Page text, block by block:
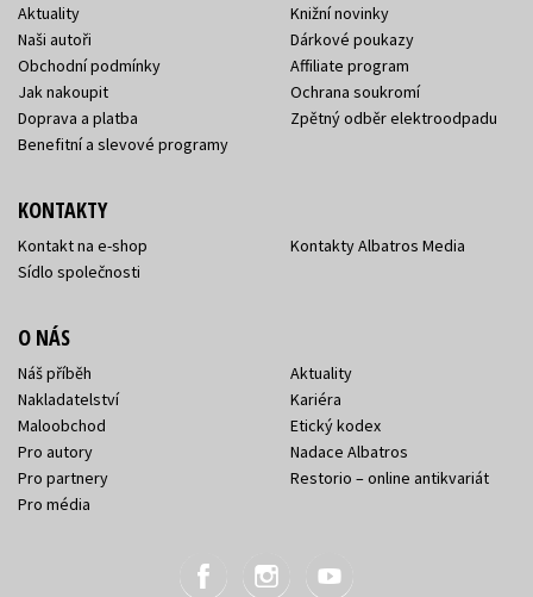
Aktuality
Naši autoři
Obchodní podmínky
Jak nakoupit
Doprava a platba
Benefitní a slevové programy
Knižní novinky
Dárkové poukazy
Affiliate program
Ochrana soukromí
Zpětný odběr elektroodpadu
KONTAKTY
Kontakt na e-shop
Sídlo společnosti
Kontakty Albatros Media
O NÁS
Náš příběh
Nakladatelství
Maloobchod
Pro autory
Pro partnery
Pro média
Aktuality
Kariéra
Etický kodex
Nadace Albatros
Restorio – online antikvariát